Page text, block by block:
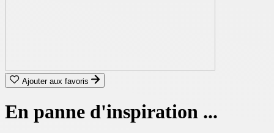
Ajouter aux favoris
En panne d'inspiration ...